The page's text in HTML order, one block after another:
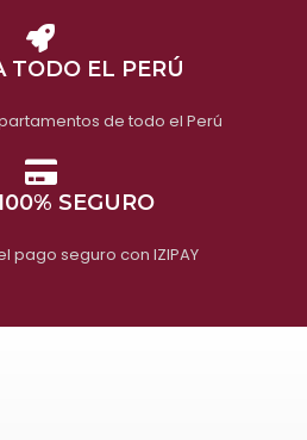
TODO EL PERÚ
de todo el Perú
SEGURO
pago seguro con IZIPAY